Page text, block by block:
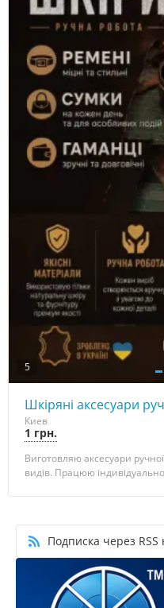
5
Шкіряні аксесуари
Киев
1 грн.
Виготовляю аксесуари
видів. Працюю індивідуально
Подписка через